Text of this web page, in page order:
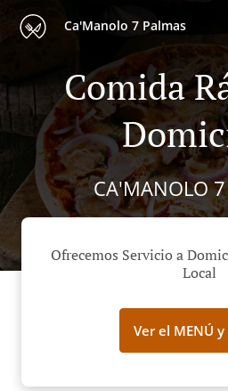
Ca'Manolo 7 Palmas
Comida
CA'MANOLO
Ofrecemos Servicio a
Local
Ver el MENÚ y